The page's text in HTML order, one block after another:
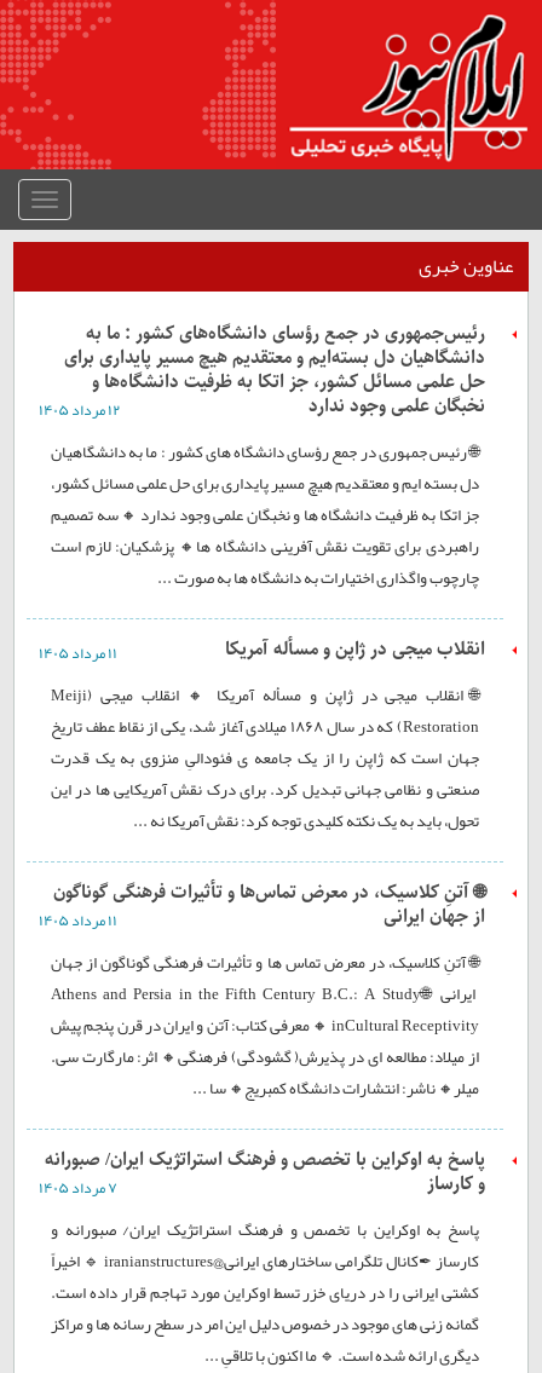
منوی
جمع
شده
عناوین خبری
رئیس‌جمهوری در جمع رؤسای دانشگاه‌های کشور : ما به
دانشگاهیان دل بسته‌ایم و معتقدیم هیچ مسیر پایداری برای
حل علمی مسائل کشور، جز اتکا به ظرفیت دانشگاه‌ها و
نخبگان علمی وجود ندارد ۱۲ مرداد ۱۴۰۵
🌐 رئیس جمهوری در جمع رؤسای دانشگاه های کشور : ما به دانشگاهیان
دل بسته ایم و معتقدیم هیچ مسیر پایداری برای حل علمی مسائل کشور،
جز اتکا به ظرفیت دانشگاه ها و نخبگان علمی وجود ندارد 🔸 سه تصمیم
راهبردی برای تقویت نقش آفرینی دانشگاه ها🔸 پزشکیان: لازم است
چارچوب واگذاری اختیارات به دانشگاه ها به صورت ...
انقلاب میجی در ژاپن و مسأله آمریکا ۱۱ مرداد ۱۴۰۵
🌐انقلاب میجی در ژاپن و مسأله آمریکا 🔸 انقلاب میجی (Meiji
Restoration) که در سال ۱۸۶۸ میلادی آغاز شد، یکی از نقاط عطف تاریخ
جهان است که ژاپن را از یک جامعه ی فئودالیِ منزوی به یک قدرت
صنعتی و نظامی جهانی تبدیل کرد. برای درک نقش آمریکایی ها در این
تحول، باید به یک نکته کلیدی توجه کرد: نقش آمریکا نه ...
🌐 آتنِ کلاسیک، در معرض تماس‌ها و تأثیرات فرهنگی گوناگون
از جهان ایرانی ۱۱ مرداد ۱۴۰۵
🌐 آتنِ کلاسیک، در معرض تماس ها و تأثیرات فرهنگی گوناگون از جهان
ایرانی 🌐Athens and Persia in the Fifth Century B.C.: A Study
inCultural Receptivity 🔸 معرفی کتاب: آتن و ایران در قرن پنجم پیش
از میلاد: مطالعه ای در پذیرش( گشودگی) فرهنگی🔸 اثر: مارگارت سی.
میلر🔸 ناشر: انتشارات دانشگاه کمبریج🔸 سا ...
پاسخ به اوکراین با تخصص و فرهنگ استراتژیک ایران/ صبورانه
و کارساز ۷ مرداد ۱۴۰۵
پاسخ به اوکراین با تخصص و فرهنگ استراتژیک ایران/ صبورانه و
کارساز ✒کانال تلگرامی ساختارهای ایرانی@iranianstructures 🔹 اخیراً
کشتی ایرانی را در دریای خزر تسط اوکراین مورد تهاجم قرار داده است.
گمانه زنی های موجود در خصوص دلیل این امر در سطح رسانه ها و مراکز
دیگری ارائه شده است. 🔹 ما اکنون با تلاقیِ ...